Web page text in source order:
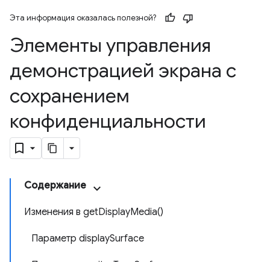
Эта информация оказалась полезной?
Элементы управления
демонстрацией экрана с
сохранением
конфиденциальности
Содержание
Изменения в getDisplayMedia()
Параметр displaySurface